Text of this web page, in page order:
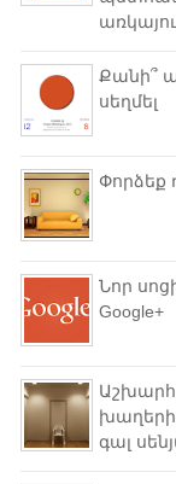
Քանի՞
սեղմել
Փորձեք
Նոր
Google+
գալ